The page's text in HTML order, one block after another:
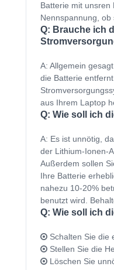
Batterie mit unsren
Nennspannung, ob
Q: Brauche ich
A: Allgemein
die Batterie
aus Ihrem Laptop
Q: Wie soll ich
A: Es ist unnötig,
der Lithium-Ionen-
Außerdem sollen
Ihre Batterie
nahezu 10-20%
benutzt wird.
Q: Wie soll ich
Schalten Sie die
Stellen Sie die
Löschen Sie